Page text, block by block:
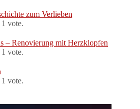
zum Verlieben
vote.
– Renovierung mit Herzklopfen
vote.
vote.